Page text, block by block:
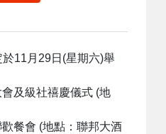
11月29日(星期六)舉
及級社禧慶儀式 (地
餐會 (地點：聯邦大酒